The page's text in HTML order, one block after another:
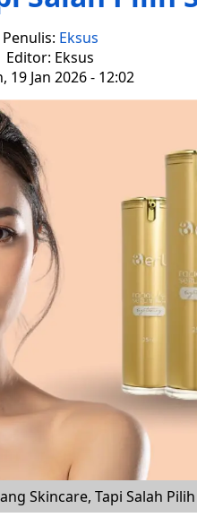
Penulis: Eksus
Editor: Eksus
19 Jan 2026 - 12:02
Skincare, Tapi Salah